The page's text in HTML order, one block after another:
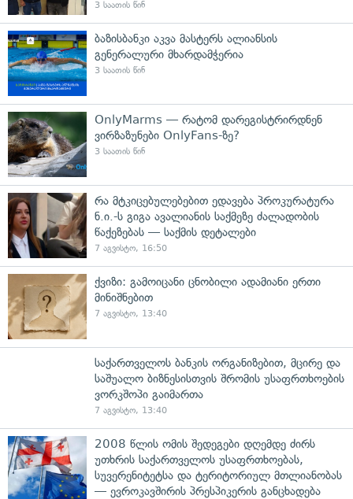
3 საათის წინ
ბაზისბანკი აკვა მასტერს ალიანსის
გენერალური მხარდამჭერია
3 საათის წინ
OnlyMarms — რატომ დარეგისტრირდნენ
ვირზაზუნები OnlyFans-ზე?
3 საათის წინ
რა მტკიცებულებებით ედავება პროკურატურა
ნ.ი.-ს გიგა ავალიანის საქმეზე ძალადობის
წაქეზებას — საქმის დეტალები
7 აგვისტო, 16:50
ქვიზი: გამოიცანი ცნობილი ადამიანი ერთი
მინიშნებით
7 აგვისტო, 13:40
საქართველოს ბანკის ორგანიზებით, მცირე და
საშუალო ბიზნესისთვის შრომის უსაფრთხოების
ვორკშოპი გაიმართა
7 აგვისტო, 13:40
2008 წლის ომის შედეგები დღემდე ძირს
უთხრის საქართველოს უსაფრთხოებას,
სუვერენიტეტსა და ტერიტორიულ მთლიანობას
— ევროკავშირის პრესპიკერის განცხადება